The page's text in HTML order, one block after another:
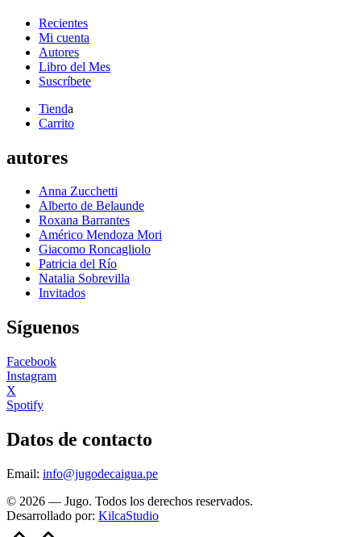
Recientes
Mi cuenta
Autores
Libro del Mes
Suscríbete
Tienda
Carrito
autores
Anna Zucchetti
Alberto de Belaunde
Roxana Barrantes
Américo Mendoza Mori
Giacomo Roncagliolo
Patricia del Río
Natalia Sobrevilla
Invitados
Síguenos
Facebook
Instagram
X
Spotify
Datos de contacto
Email: info@jugodecaigua.pe
© 2026 — Jugo. Todos los derechos reservados.
Desarrollado por: KilcaStudio